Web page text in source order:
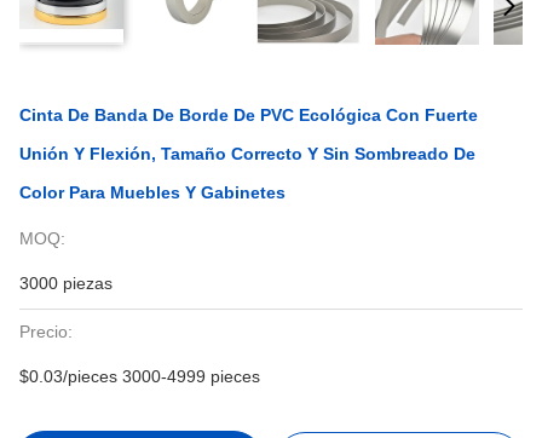
Cinta De Banda De Borde De PVC Ecológica Con Fuerte
Unión Y Flexión, Tamaño Correcto Y Sin Sombreado De
Color Para Muebles Y Gabinetes
MOQ:
3000 piezas
Precio:
$0.03/pieces 3000-4999 pieces